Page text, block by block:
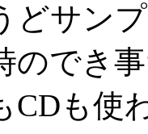
どサン
のでき
CDも使